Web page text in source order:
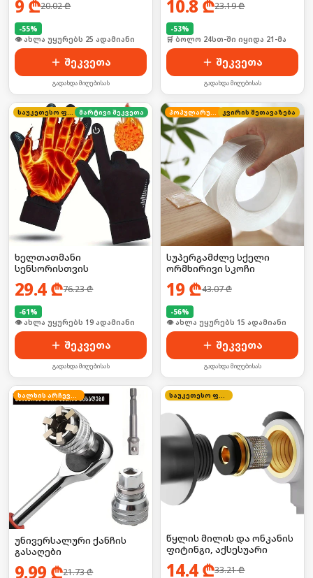
9 ₾20.02₾
-55%
🛒 ბოლო 24სთ-ში იყიდა 39-მა
შეკვეთა
გადახდა მიღებისას
10.8 ₾23.19₾
-53%
🛒 ბოლო 24სთ-ში იყიდა 21-მა
შეკვეთა
გადახდა მიღებისას
საუკეთესო ფასი მარტივი შეკვეთა
ხელთათმანი
სენსორისთვის
29.4₾76.23₾
-61%
🛒 ბოლო 24სთ-ში იყიდა 2-მა
შეკვეთა
გადახდა მიღებისას
პოპულარული კვირის შეთავაზება
სუპერგამძლე სქელი
ორმხირივი სკოჩი
19 ₾43.07₾
-56%
🛒 ბოლო 24სთ-ში იყიდა 24-მა
შეკვეთა
გადახდა მიღებისას
ხალხის არჩევანი
უნივერსალური ქანჩის
გასაღები
9.99 ₾21.73₾
საუკეთესო ფასი
წყლის მილის და ონკანის
ფიტინგი, აქსესუარი
14.4₾33.21₾